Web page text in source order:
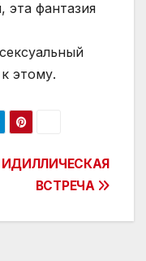
фантазия
этому.
ИДИЛЛИЧЕСКАЯ
ВСТРЕЧА